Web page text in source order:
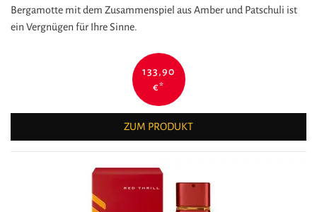
Bergamotte mit dem Zusammenspiel aus Amber und Patschuli ist
ein Vergnügen für Ihre Sinne.
133,90
€*
ZUM PRODUKT